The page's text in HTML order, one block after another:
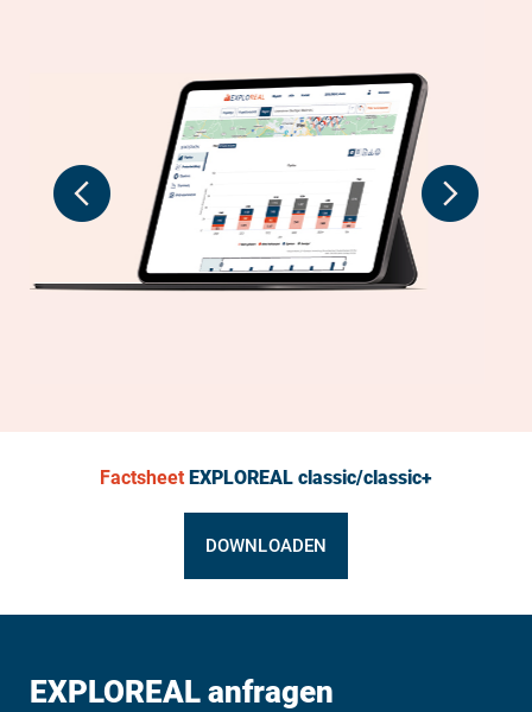
Factsheet EXPLOREAL classic/classic+
DOWNLOADEN
EXPLOREAL anfragen